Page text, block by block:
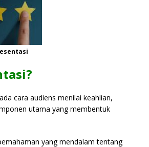
cara audiens menilai keahlian,
utama yang membentuk
yang mendalam tentang